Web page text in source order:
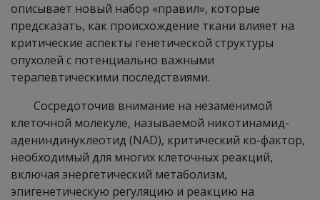
описывает новый набор «правил», которые
предсказать, как происхождение ткани влияет на
критические аспекты генетической структуры
опухолей с потенциально важными
терапевтическими последствиями.
Сосредоточив внимание на незаменимой
клеточной молекуле, называемой никотинамид-
адениндинуклеотид (NAD), критический ко-фактор,
необходимый для многих клеточных реакций,
включая энергетический метаболизм,
эпигенетическую регуляцию и реакцию на